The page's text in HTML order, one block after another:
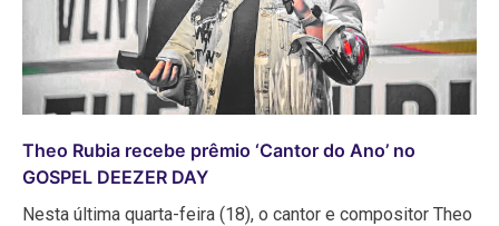
Theo Rubia recebe prêmio ‘Cantor do Ano’ no
GOSPEL DEEZER DAY
Nesta última quarta-feira (18), o cantor e compositor Theo